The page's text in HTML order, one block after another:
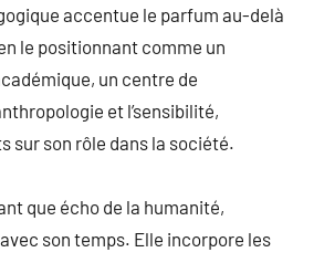
accentue le parfum au-delà
le positionnant comme un
un centre de
et l’sensibilité,
sur son rôle dans la société.
que écho de la humanité,
son temps. Elle incorpore les